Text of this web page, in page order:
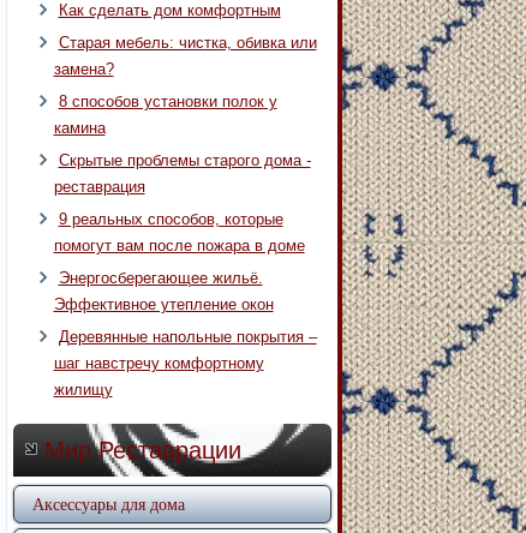
Как сделать дом комфортным
Старая мебель: чистка, обивка или
замена?
8 способов установки полок у
камина
Скрытые проблемы старого дома -
реставрация
9 реальных способов, которые
помогут вам после пожара в доме
Энергосберегающее жильё.
Эффективное утепление окон
Деревянные напольные покрытия –
шаг навстречу комфортному
жилищу
Мир Реставрации
Аксессуары для дома